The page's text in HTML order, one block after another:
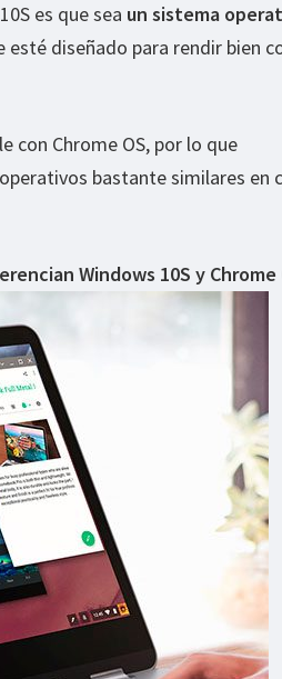
es que sea un sistema
esté diseñado para rendir bien
con Chrome OS, por lo que
bastante similares en
Windows 10S y Chrome